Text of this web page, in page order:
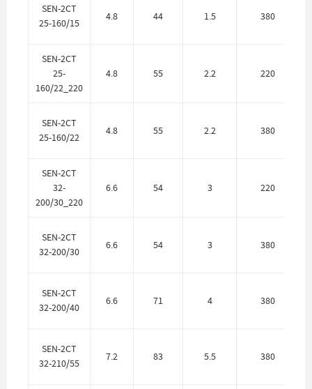
SEN-2CT
25-160/15
4.8 44 1.5 380
SEN-2CT
25-
160/22_220
4.8 55 2.2 220
SEN-2CT
25-160/22
4.8 55 2.2 380
SEN-2CT
32-
200/30_220
6.6 54 3 220
SEN-2CT
32-200/30
6.6 54 3 380
SEN-2CT
32-200/40
6.6 71 4 380
SEN-2CT
32-210/55
7.2 83 5.5 380